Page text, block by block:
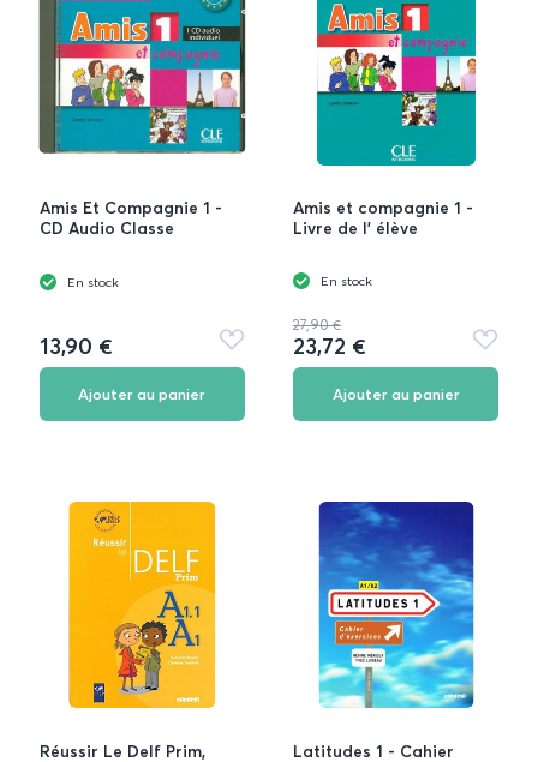
Amis Et Compagnie 1 -
CD Audio Classe
En stock
13,90 €
Ajouter
aux
Ajouter au panier
Amis et compagnie 1 -
Livre de l' élève
En stock
27,90 €
23,72 €
Ajouter
aux
Ajouter au panier
Réussir Le Delf Prim,
Latitudes 1 - Cahier